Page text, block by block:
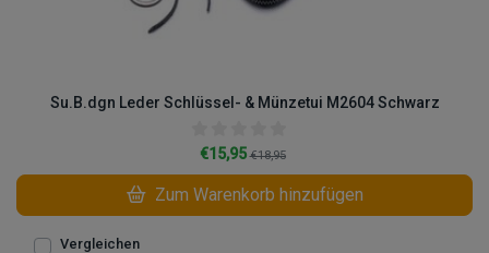
Su.B.dgn Leder Schlüssel- & Münzetui M2604 Schwarz
€15,95€18,95
Zum Warenkorb hinzufügen
Vergleichen